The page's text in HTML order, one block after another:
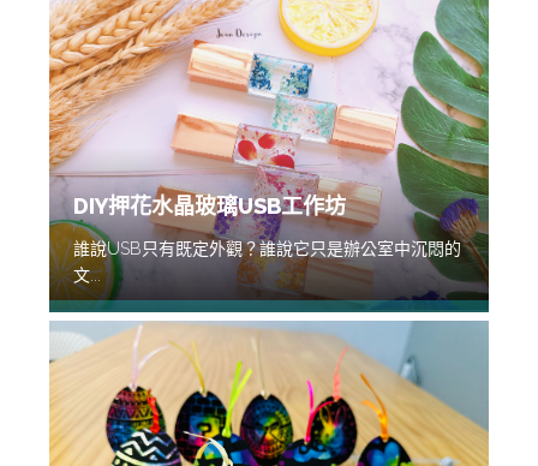
DIY押花水晶玻璃USB工作坊
誰說USB只有既定外觀？誰說它只是辦公室中沉悶的
文...